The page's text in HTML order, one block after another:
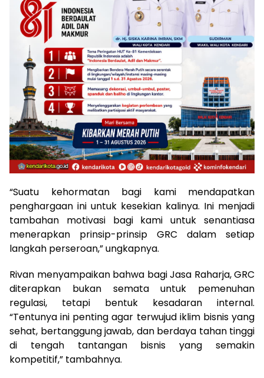
“Suatu kehormatan bagi kami mendapatkan
penghargaan ini untuk kesekian kalinya. Ini menjadi
tambahan motivasi bagi kami untuk senantiasa
menerapkan prinsip-prinsip GRC dalam setiap
langkah perseroan,” ungkapnya.
Rivan menyampaikan bahwa bagi Jasa Raharja, GRC
diterapkan bukan semata untuk pemenuhan
regulasi, tetapi bentuk kesadaran internal.
“Tentunya ini penting agar terwujud iklim bisnis yang
sehat, bertanggung jawab, dan berdaya tahan tinggi
di tengah tantangan bisnis yang semakin
kompetitif,” tambahnya.